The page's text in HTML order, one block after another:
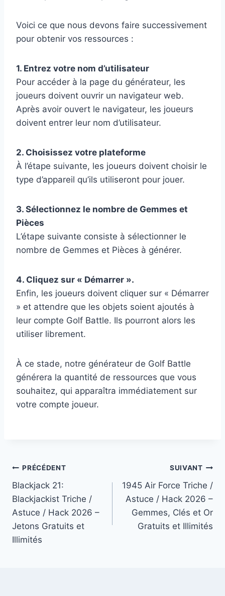
Voici ce que nous devons faire successivement
pour obtenir vos ressources :
1. Entrez votre nom d’utilisateur
Pour accéder à la page du générateur, les
joueurs doivent ouvrir un navigateur web.
Après avoir ouvert le navigateur, les joueurs
doivent entrer leur nom d’utilisateur.
2. Choisissez votre plateforme
À l’étape suivante, les joueurs doivent choisir le
type d’appareil qu’ils utiliseront pour jouer.
3. Sélectionnez le nombre de Gemmes et
Pièces
L’étape suivante consiste à sélectionner le
nombre de Gemmes et Pièces à générer.
4. Cliquez sur « Démarrer ».
Enfin, les joueurs doivent cliquer sur « Démarrer
» et attendre que les objets soient ajoutés à
leur compte Golf Battle. Ils pourront alors les
utiliser librement.
À ce stade, notre générateur de Golf Battle
générera la quantité de ressources que vous
souhaitez, qui apparaîtra immédiatement sur
votre compte joueur.
Navigation
de
l’article
PRÉCÉDENT
Blackjack 21:
Blackjackist Triche /
Astuce / Hack 2026 –
Jetons Gratuits et
Illimités
SUIVANT
1945 Air Force Triche /
Astuce / Hack 2026 –
Gemmes, Clés et Or
Gratuits et Illimités